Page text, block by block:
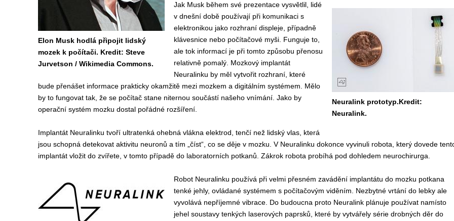
Elon Musk hodlá připojit lidský
mozek k počítači. Kredit: Steve
Jurvetson / Wikimedia Commons.
Neuralink prototyp.Kredit:
Neuralink.
Jak Musk během své prezentace vysvětlil, lidé
v dnešní době používají při komunikaci s
elektronikou jako rozhraní displeje, případně
klávesnice nebo počítačové myši. Funguje to,
ale tok informací je při tomto způsobu přenosu
relativně pomalý. Mozkový implantát
Neuralinku by měl vytvořit rozhraní, které
bude přenášet informace prakticky okamžitě mezi mozkem a digitálním systémem. Mělo
by to fungovat tak, že se počítač stane niternou součástí našeho vnímání. Jako by
operační systém mozku dostal pořádné rozšíření.
Implantát Neuralinku tvoří ultratenká ohebná vlákna elektrod, tenčí než lidský vlas, která
jsou schopná detekovat aktivitu neuronů a tím „číst“, co se děje v mozku. V Neuralinku dokonce vyvinuli robota, který dovede
implantát vložit do zvířete, v tomto případě do laboratorních potkanů. Zákrok robota probíhá pod dohledem neurochirurga.
Robot Neuralinku používá při velmi přesném zavádění implantátu do mozku potkana
tenké jehly, ovládané systémem s počítačovým viděním. Nezbytné vrtání do lebky ale
vyvolává nepříjemné vibrace. Do budoucna proto Neuralink plánuje používat namísto
jehel soustavy tenkých laserových paprsků, které by vytvářely série drobných děr do